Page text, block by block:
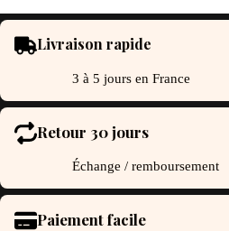
Livraison rapide
3 à 5 jours en France
Retour 30 jours
Échange / remboursement
Paiement facile